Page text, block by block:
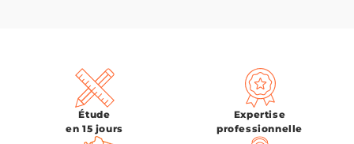
Étude
en 15 jours
Expertise
professionnelle